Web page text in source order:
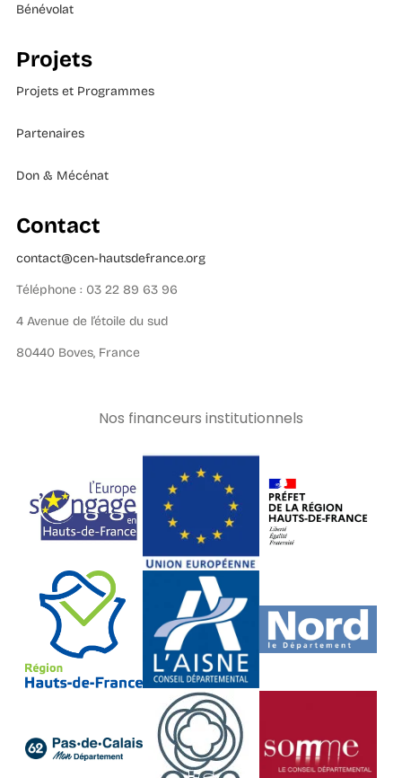
Bénévolat
Projets
Projets et Programmes
Partenaires
Don & Mécénat
Contact
contact@cen-hautsdefrance.org
Téléphone : 03 22 89 63 96
4 Avenue de l’étoile du sud
80440 Boves, France
Nos financeurs institutionnels